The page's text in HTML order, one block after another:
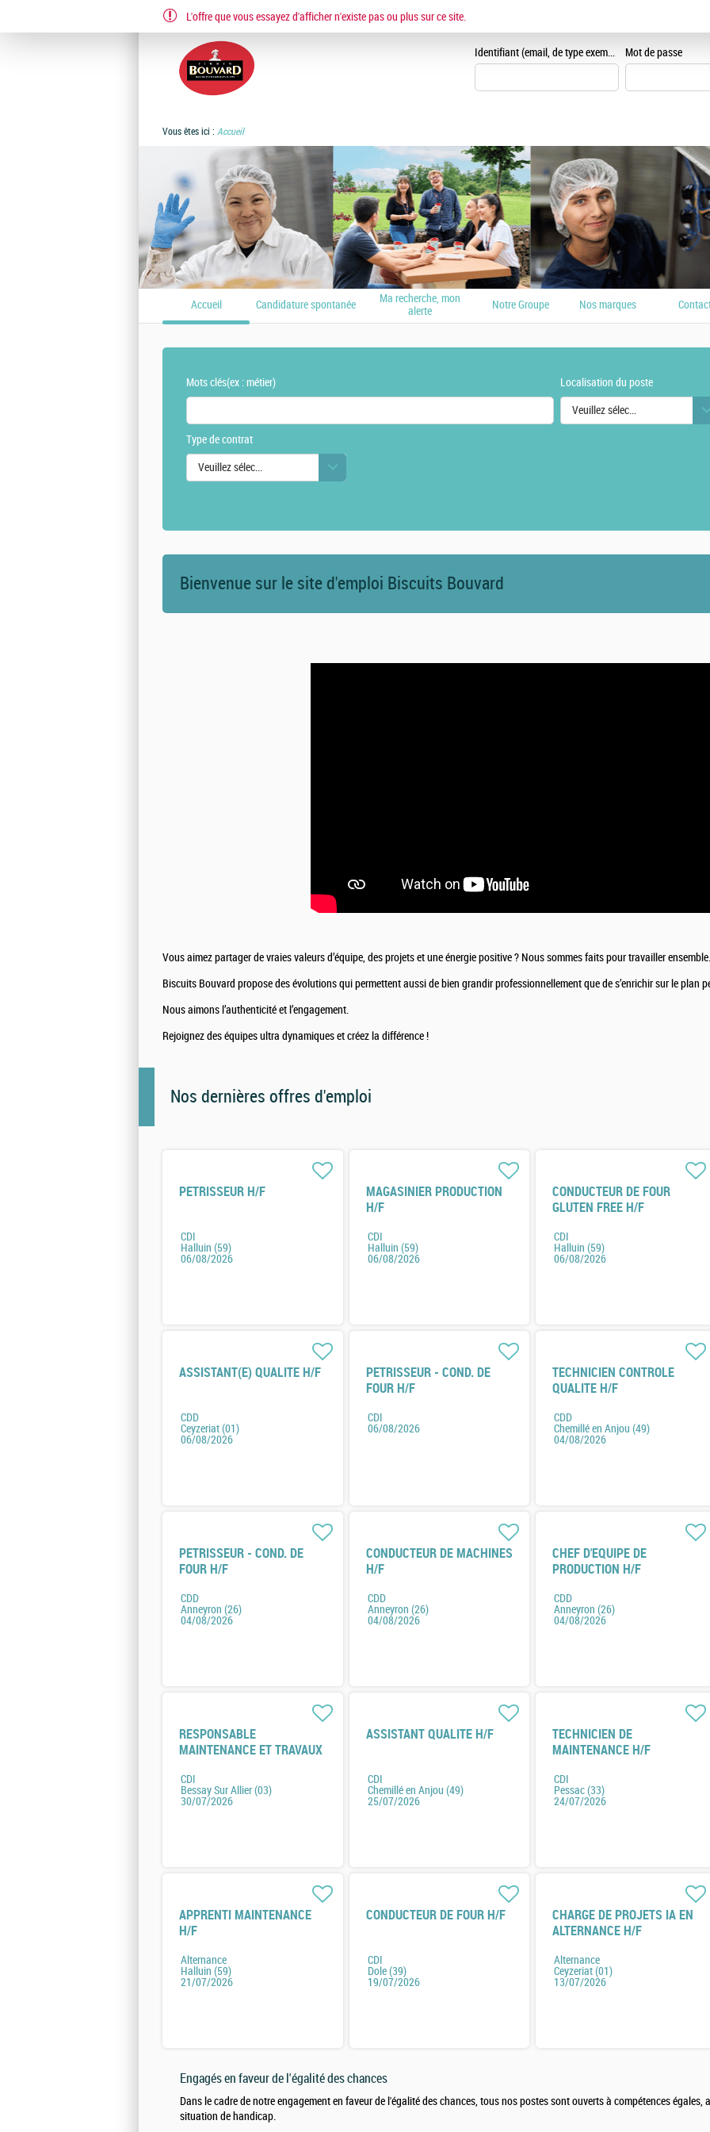
EN FR
Identifiant (email, de type exemple@exemple.fr) Mot de passe
Vous êtes ici : Accueil
Accueil Candidature spontanée
Ma recherche, mon
alerte
Notre Groupe Nos marques
Mots clés(ex : métier) Localisation du poste
Veuillez sélectionner une ou des
Type de contrat
Veuillez sélectionner une ou des valeurs
L'offre que vous essayez d'afficher n'existe pas ou plus sur ce site.
Bienvenue sur le site d'emploi Biscuits Bouvard
Vous aimez partager de vraies valeurs d’équipe, des projets et une énergie positive ? Nous sommes faits pour travailler ensemble.
Biscuits Bouvard propose des évolutions qui permettent aussi de bien grandir professionnellement que de s’enrichir sur le plan
Nous aimons l’authenticité et l’engagement.
Rejoignez des équipes ultra dynamiques et créez la différence !
Nos dernières offres d'emploi
PETRISSEUR H/F
CDI
Halluin (59)
06/08/2026
MAGASINIER PRODUCTION
H/F
CDI
Halluin (59)
06/08/2026
CONDUCTEUR DE FOUR
GLUTEN FREE H/F
CDI
Halluin (59)
06/08/2026
ASSISTANT(E) QUALITE H/F
CDD
Ceyzeriat (01)
06/08/2026
PETRISSEUR - COND. DE
FOUR H/F
CDI
06/08/2026
TECHNICIEN CONTROLE
QUALITE H/F
CDD
Chemillé en Anjou (49)
04/08/2026
PETRISSEUR - COND. DE
FOUR H/F
CDD
Anneyron (26)
04/08/2026
CONDUCTEUR DE MACHINES
H/F
CDD
Anneyron (26)
04/08/2026
CHEF D'EQUIPE DE
PRODUCTION H/F
CDD
Anneyron (26)
04/08/2026
RESPONSABLE
MAINTENANCE ET TRAVAUX
CDI
Bessay Sur Allier (03)
30/07/2026
ASSISTANT QUALITE H/F
CDI
Chemillé en Anjou (49)
25/07/2026
TECHNICIEN DE
MAINTENANCE H/F
CDI
Pessac (33)
24/07/2026
APPRENTI MAINTENANCE
H/F
Alternance
Halluin (59)
21/07/2026
CONDUCTEUR DE FOUR H/F
CDI
Dole (39)
19/07/2026
CHARGE DE PROJETS IA EN
ALTERNANCE H/F
Alternance
Ceyzeriat (01)
13/07/2026
Engagés en faveur de l'égalité des chances
Dans le cadre de notre engagement en faveur de l'égalité des chances, tous nos postes sont ouverts à compétences égales,
situation de handicap.